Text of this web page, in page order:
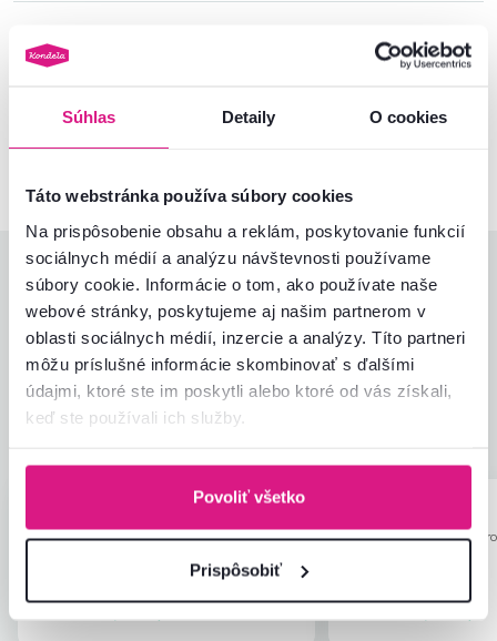
Súhlas Detaily O cookies
Táto webstránka používa súbory cookies
Na prispôsobenie obsahu a reklám, poskytovanie funkcií
sociálnych médií a analýzu návštevnosti používame
súbory cookie. Informácie o tom, ako používate naše
webové stránky, poskytujeme aj našim partnerom v
oblasti sociálnych médií, inzercie a analýzy. Títo partneri
môžu príslušné informácie skombinovať s ďalšími
údajmi, ktoré ste im poskytli alebo ktoré od vás získali,
keď ste používali ich služby.
Povoliť všetko
Prispôsobiť
Hodnotenia produktu
4,9
6recenzií
Jednoduchosť montáže
5,0
Kvalita výrobku
4,8
Zodpovedá očakávaniam
5,0
Zabalenie výrobku
Z
13.7.2026, Tisovec,
A
7.11.2025,